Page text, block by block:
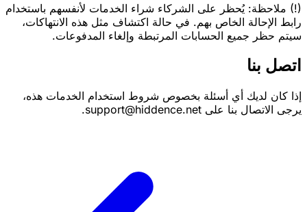
(!) ملاحظة: يُحظر على الشركاء شراء الخدمات لأنفسهم باستخدام
رابط الإحالة الخاص بهم. في حالة اكتشاف مثل هذه الانتهاكات،
سيتم حظر جميع الحسابات المرتبطة وإلغاء المدفوعات.
اتصل بنا
إذا كان لديك أي أسئلة بخصوص شروط استخدام الخدمات هذه،
يرجى الاتصال بنا على support@hiddence.net.